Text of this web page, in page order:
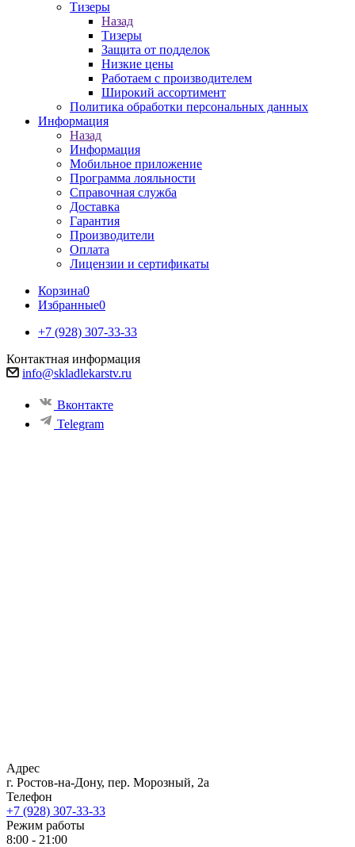
Тизеры
Назад
Тизеры
Защита от подделок
Низкие цены
Работаем с производителем
Широкий ассортимент
Политика обработки персональных данных
Информация
Назад
Информация
Мобильное приложение
Программа лояльности
Справочная служба
Доставка
Гарантия
Производители
Оплата
Лицензии и сертификаты
Корзина0
Избранные0
+7 (928) 307-33-33
Контактная информация
info@skladlekarstv.ru
Вконтакте
Telegram
Адрес
г. Ростов-на-Дону, пер. Морозный, 2а
Телефон
+7 (928) 307-33-33
Режим работы
8:00 - 21:00